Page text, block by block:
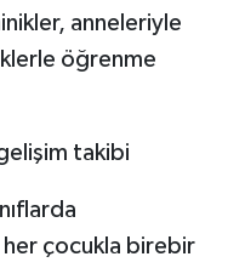
anneleriyle
öğrenme
takibi
çocukla birebir